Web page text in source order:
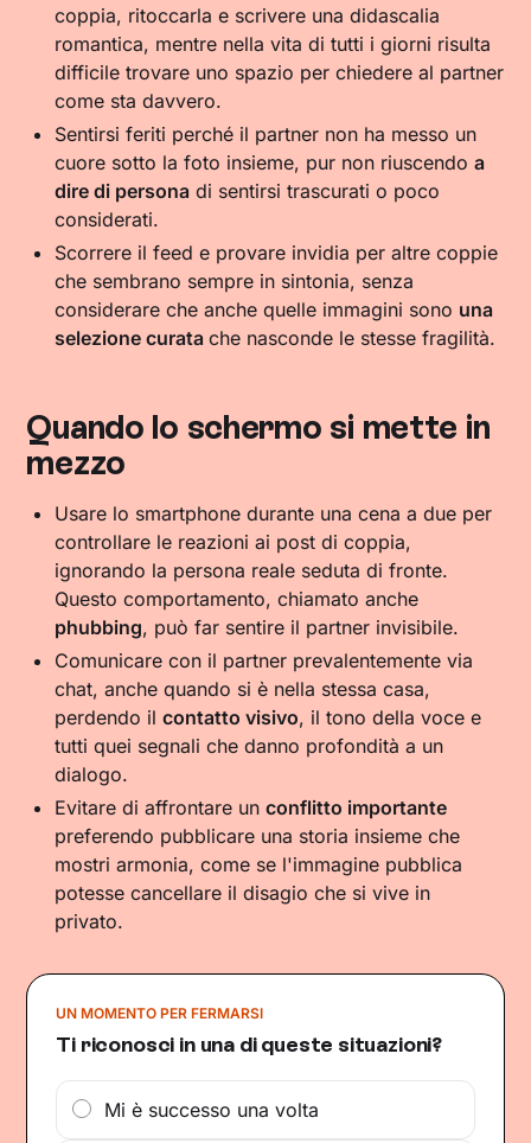
coppia, ritoccarla e scrivere una didascalia
romantica, mentre nella vita di tutti i giorni risulta
difficile trovare uno spazio per chiedere al partner
come sta davvero.
Sentirsi feriti perché il partner non ha messo un
cuore sotto la foto insieme, pur non riuscendoa
dire di persona di sentirsi trascurati o poco
considerati.
Scorrere il feed e provare invidia per altre coppie
che sembrano sempre in sintonia, senza
considerare che anche quelle immagini sono una
selezione curatache nasconde le stesse fragilità.
Quando lo schermo si mette in
mezzo
Usare lo smartphone durante una cena a due per
controllare le reazioni ai post di coppia,
ignorando la persona reale seduta di fronte.
Questo comportamento, chiamato anche
phubbing, può far sentire il partner invisibile.
Comunicare con il partner prevalentemente via
chat, anche quando si è nella stessa casa,
perdendo ilcontatto visivo, il tono della voce e
tutti quei segnali che danno profondità a un
dialogo.
Evitare di affrontare unconflitto importante
preferendo pubblicare una storia insieme che
mostri armonia, come se l'immagine pubblica
potesse cancellare il disagio che si vive in
privato.
UN MOMENTO PER FERMARSI
Ti riconosci in una di queste situazioni?
Mi è successo una volta